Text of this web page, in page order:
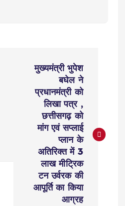
मुख्यमंत्री भुपेश
बघेल ने
प्रधानमंत्री को
लिखा पत्र ,
छत्तीसगढ़ को
मांग एवं सप्लाई
प्लान के
अतिरिक्त में 3
लाख मीट्रिक
टन उर्वरक की
आपूर्ति का किया
आग्रह